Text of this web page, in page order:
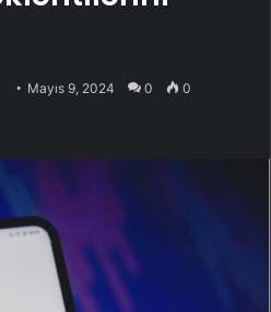
Mayıs 9, 2024 0 0